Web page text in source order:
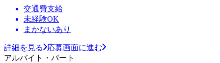
交通費支給
未経験OK
まかないあり
詳細を見る
応募画面に進む
アルバイト・パート